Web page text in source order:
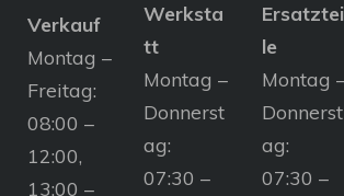
Verkauf
Montag –
Freitag:
08:00 –
12:00,
13:00 –
Werksta
tt
Montag –
Donnerst
ag:
07:30 –
Ersatztei
le
Montag
Donnerst
ag:
07:30 –